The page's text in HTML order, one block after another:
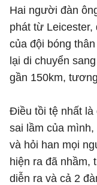
Hai người đàn
phát từ
của đội bóng
lại di chuyển
gần 150km,
Điều tồi tệ nhất là
sai lầm của
và hỏi han mọi
hiện ra đã nhầm,
diễn ra và cả 2